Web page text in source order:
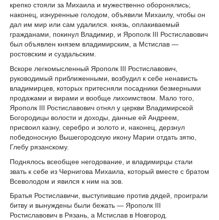
крепко стояли за Михаила и мужественно оборонялись;
наконец, изнуренные голодом, объявили Михаилу, чтобы он
дал им мир или сам удалился. князь, оплакиваемый
гражданами, покинул Владимир, и Ярополк III Ростиславович
был объявлен князем владимирским, а Мстислав —
ростовским и суздальским.
Вскоре легкомысленный Ярополк III Ростиславович,
руководимый приближенными, возбудил к себе ненависть
владимирцев, которых притесняли посадники безмерными
продажами и вирами и вообще лихоимством. Мало того,
Ярополк III Ростиславович отнял у церкви Владимирской
Богородицы волости и доходы, данные ей Андреем,
присвоил казну, серебро и золото и, наконец, дерзнул
победоносную Вышегородскую икону Марии отдать зятю,
Глебу рязанскому.
Поднялось всеобщее негодование, и владимирцы стали
звать к себе из Чернигова Михаила, который вместе с братом
Всеволодом и явился к ним на зов.
Братья Ростиславичи, выступившие против дядей, проиграли
битву и вынуждены были бежать — Ярополк III
Ростиславович в Рязань, а Мстислав в Новгород.